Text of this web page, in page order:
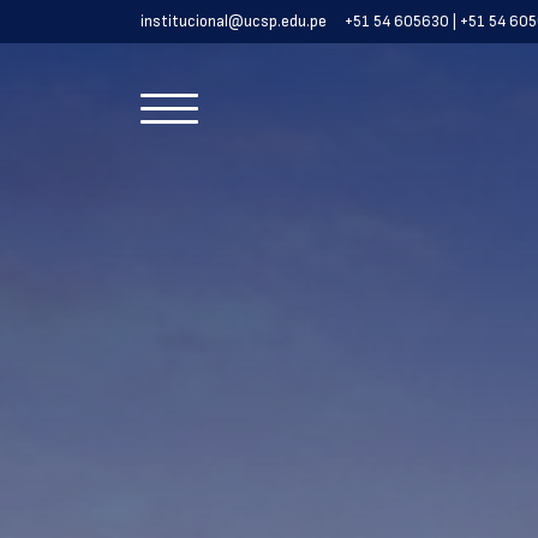
institucional@ucsp.edu.pe +51 54 605630 | +51 54